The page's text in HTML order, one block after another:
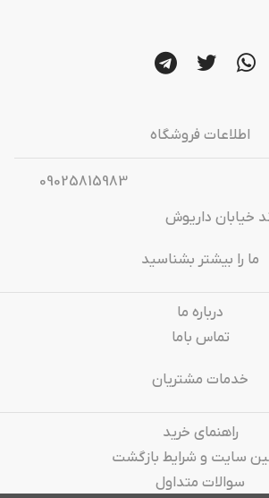
اطلاعات فروشگاه
09025815983
خیابان داریوش
ما را بیشتر بشناسید
درباره‌ ما
تماس باما
خدمات مشتریان
راهنمای خرید
سایت و شرایط بازگشت
سوالات متداول